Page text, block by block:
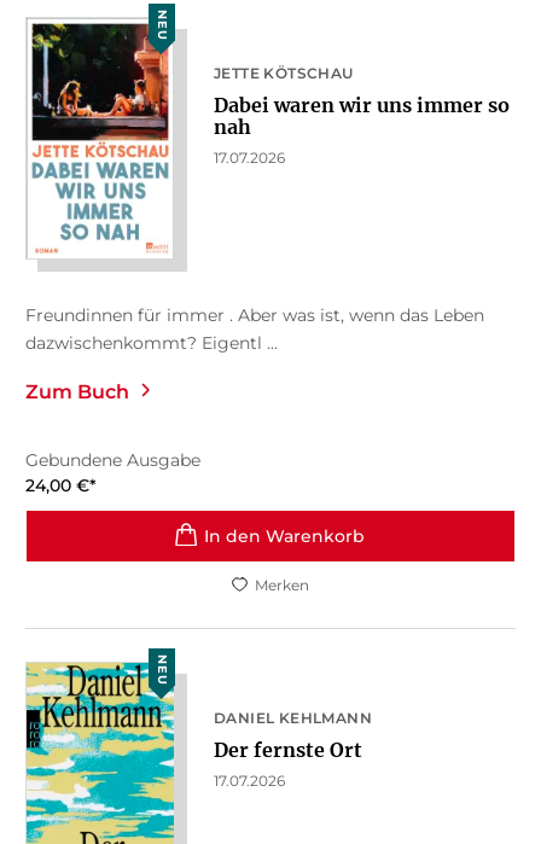
NEU
JETTE KÖTSCHAU
Dabei waren wir uns immer so
nah
17.07.2026
Freundinnen für immer . Aber was ist, wenn das Leben
dazwischenkommt? Eigentl ...
Zum Buch
Gebundene Ausgabe
24,00 €*
In den Warenkorb
Merken
NEU
DANIEL KEHLMANN
Der fernste Ort
17.07.2026